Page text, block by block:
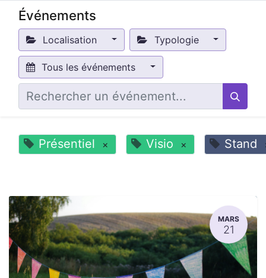
Événements
Localisation Typologie
Tous les événements
Présentiel × Visio × Stand
MARS
21